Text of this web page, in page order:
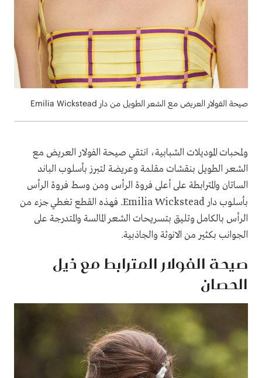
صيحة الفولار العريض مع الشعر الطويل من دار Emilia Wickstead
ولمحبات الموديلات الشبابية، انتقي صيحة الفولار العريض مع
الشعر الطويل بنقشات مقلمة وعريضة لتبرز بأسلوب الباند
الساتان والمترابطة على أعلى فروة الرأس ومن وسط فروة الرأس
بأسلوب دار Emilia Wickstead. فهذه القطع تغطي جزء من
الرأس بالكامل وتليق بتسريحات الشعر المالسة والمتدرجة على
الجوانب بكثير من الانوثة والجاذبية.
صيحة الفولار المترابط مع ذيل
الحصان